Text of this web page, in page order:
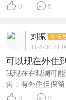
 0  5
刘振 论坛
11-8-30
可以现在外住
我现在在观谰可
舍，有外住但保
 0  2